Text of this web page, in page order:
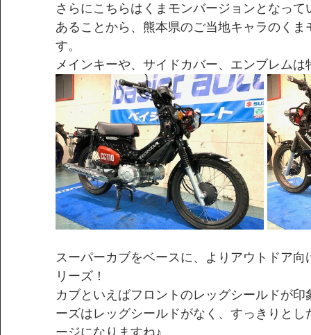
さらにこちらはくまモンバージョンとなっ
あることから、熊本県のご当地キャラのく
す。
メインキーや、サイドカバー、エンブレム
スーパーカブをベースに、よりアウトドア
リーズ！
カブといえばフロントのレッグシールドが
ーズはレッグシールドがなく、すっきりと